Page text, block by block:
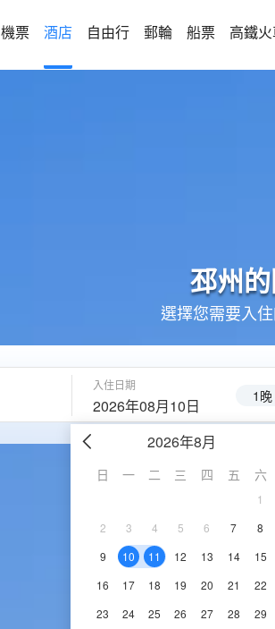
機票 酒店 自由行 郵輪 船票 高鐵
邳州的
選擇您需要入
入住日期
2026年08月10日 1晚
2026年8月
日 一 二 三 四 五 六
1
2
3 4 5 6 7
8
9
10 11 12 13 14
15
16
17 18 19 20 21
22
23
24 25 26 27 28
29